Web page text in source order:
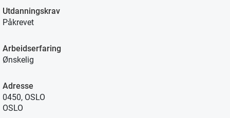
Utdanningskrav
Påkrevet
Arbeidserfaring
Ønskelig
Adresse
0450, OSLO
OSLO